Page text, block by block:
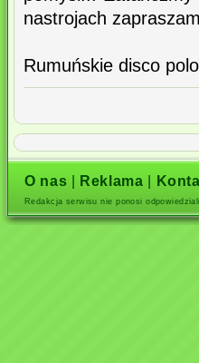
nastrojach
Rumuńskie disco polo
O nas Reklama
Redakcja serwisu nie ponosi